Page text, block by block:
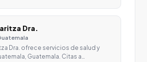
Dra.
Dra. ofrece servicios de salud y
Guatemala. Citas a…